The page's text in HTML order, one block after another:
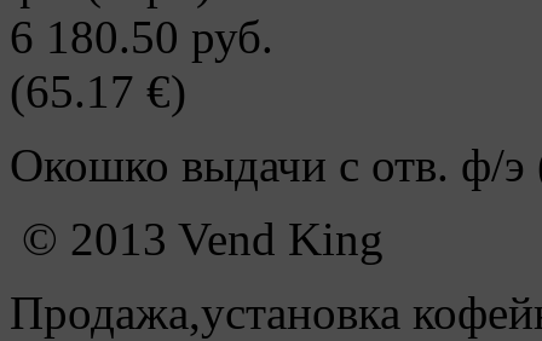
6 180.50 руб.
(65.17 €)
Окошко выдачи с отв. ф/э
© 2013 Vend King
Продажа,установка